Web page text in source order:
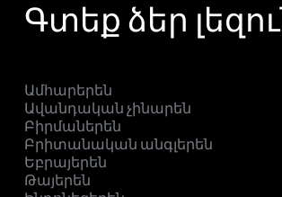
Գտեք ձեր
Ամհարերեն
Ավանդական չինարեն
Բիրմաներեն
Բրիտանական անգլերեն
Եբրայերեն
Թայերեն